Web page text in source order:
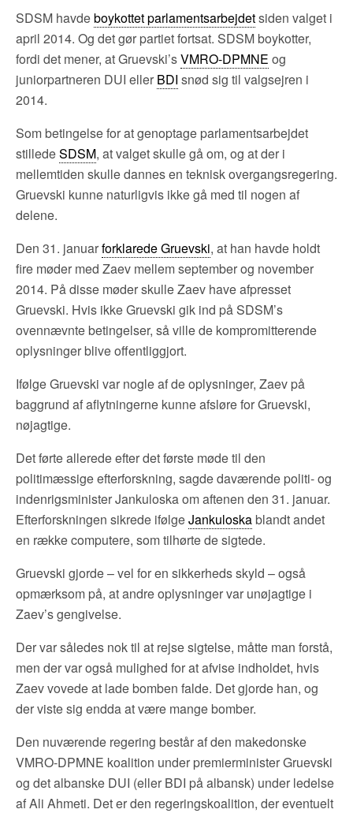
SDSM havdeboykottet parlamentsarbejdetsiden valget i
april 2014. Og det gør partiet fortsat. SDSM boykotter,
fordi det mener, at Gruevski’sVMRO-DPMNE og
juniorpartneren DUI eller BDI snød sig til valgsejren i
2014.
Som betingelse for at genoptage parlamentsarbejdet
stilledeSDSM, at valget skulle gå om, og at der i
mellemtiden skulle dannes en teknisk overgangsregering.
Gruevski kunne naturligvis ikke gå med til nogen af
delene.
Den 31. januarforklarede Gruevski, at han havde holdt
fire møder med Zaev mellem september og november
2014. På disse møder skulle Zaev have afpresset
Gruevski. Hvis ikke Gruevski gik ind på SDSM’s
ovennævnte betingelser, så ville de kompromitterende
oplysninger blive offentliggjort.
Ifølge Gruevski var nogle af de oplysninger, Zaev på
baggrund af aflytningerne kunne afsløre for Gruevski,
nøjagtige.
Det førte allerede efter det første møde til den
politimæssige efterforskning, sagde daværende politi- og
indenrigsminister Jankuloska om aftenen den 31. januar.
Efterforskningen sikrede ifølgeJankuloskablandt andet
en række computere, som tilhørte de sigtede.
Gruevski gjorde – vel for en sikkerheds skyld – også
opmærksom på, at andre oplysninger var unøjagtige i
Zaev’s gengivelse.
Der var således nok til at rejse sigtelse, måtte man forstå,
men der var også mulighed for at afvise indholdet, hvis
Zaev vovede at lade bomben falde. Det gjorde han, og
der viste sig endda at være mange bomber.
Den nuværende regering består af den makedonske
VMRO-DPMNE koalition under premierminister Gruevski
og det albanske DUI (eller BDI på albansk) under ledelse
af Ali Ahmeti. Det er den regeringskoalition, der eventuelt